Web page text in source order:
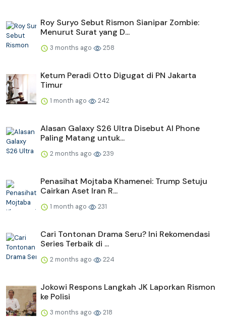
Roy Suryo Sebut Rismon Sianipar Zombie:
Menurut Surat yang D...
3 months ago 258
Ketum Peradi Otto Digugat di PN Jakarta
Timur
1 month ago 242
Alasan Galaxy S26 Ultra Disebut AI Phone
Paling Matang untuk...
2 months ago 239
Penasihat Mojtaba Khamenei: Trump Setuju
Cairkan Aset Iran R...
1 month ago 231
Cari Tontonan Drama Seru? Ini Rekomendasi
Series Terbaik di ...
2 months ago 224
Jokowi Respons Langkah JK Laporkan Rismon
ke Polisi
3 months ago 218